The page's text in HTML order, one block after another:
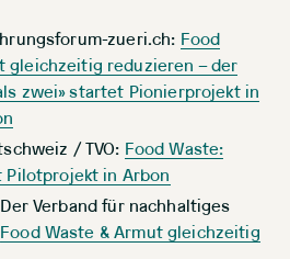
zueri.ch: Food
gleichzeitig reduzieren – der
zwei»startet Pionierprojekt in
/ TVO: Food Waste:
Pilotprojekt in Arbon
Verband für nachhaltiges
Food Waste & Armut gleichzeitig